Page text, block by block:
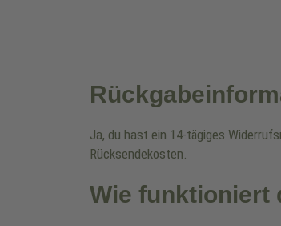
Ja, du hast ein 14-tägiges
Rücksendekosten.
Wie funktioniert